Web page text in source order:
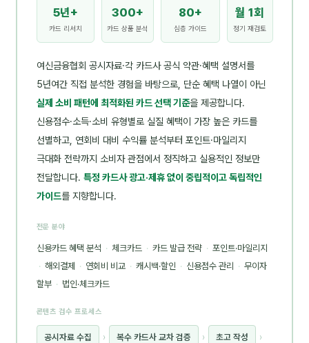
5년+
카드 리서치
300+
카드 상품 분석
80+
심층 가이드
월 1회
정기 재검토
여신금융협회 공시자료·각 카드사 공식 약관·혜택 설명서를
5년여간 직접 분석한 경험을 바탕으로, 단순 혜택 나열이 아닌
실제 소비 패턴에 최적화된 카드 선택 기준을 제공합니다.
신용점수·소득·소비 유형별로 실질 혜택이 가장 높은 카드를
선별하고, 연회비 대비 수익률 분석부터 포인트·마일리지
극대화 전략까지 소비자 관점에서 정직하고 실용적인 정보만
전달합니다. 특정 카드사 광고·제휴 없이 중립적이고 독립적인
가이드를 지향합니다.
전문 분야
신용카드 혜택 분석 · 체크카드 · 카드 발급 전략 · 포인트·마일리지
· 해외결제 · 연회비 비교 · 캐시백·할인 · 신용점수 관리 · 무이자
할부 · 법인·체크카드
콘텐츠 검수 프로세스
공시자료 수집 › 복수 카드사 교차 검증 › 초고 작성 ›